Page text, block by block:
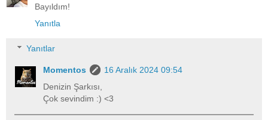
Bayıldım!
Yanıtla
Yanıtlar
Momentos
16 Aralık 2024 09:54
Denizin Şarkısı,
Çok sevindim :) <3